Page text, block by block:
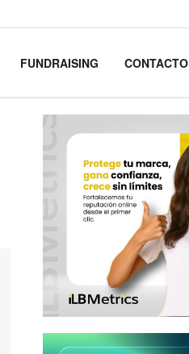
FUNDRAISING CONTACTO